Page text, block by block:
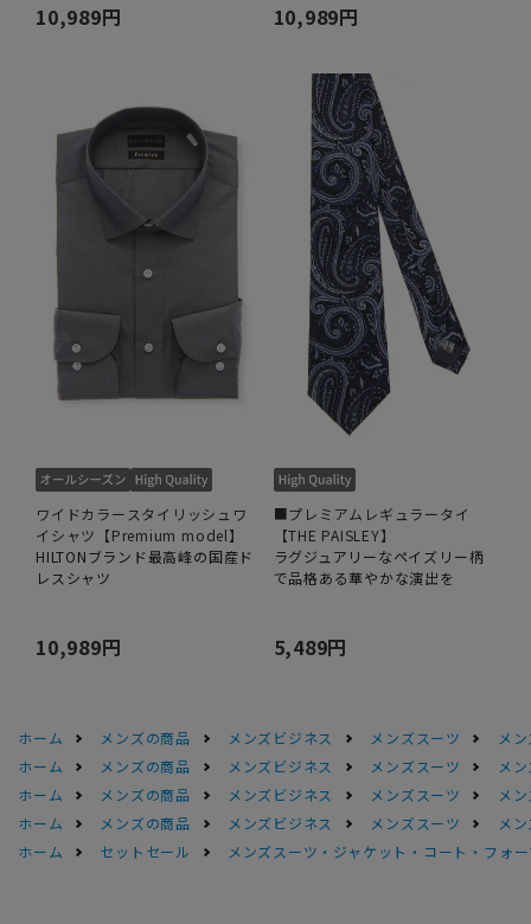
10,989円 10,989円
ワイドカラースタイリッシュワ
イシャツ【Premium model】
HILTONブランド最高峰の国産ド
レスシャツ
10,989円
■プレミアムレギュラータイ
【THE PAISLEY】
ラグジュアリーなペイズリー柄
で品格ある華やかな演出を
5,489円
ホーム メンズの商品 メンズビジネス メンズスーツ
メ
ホーム
メンズの商品 メンズビジネス メンズスーツ
メ
ホーム
メンズの商品 メンズビジネス メンズスーツ
メ
ホーム
メンズの商品 メンズビジネス メンズスーツ
メ
ホーム
セットセール メンズスーツ・ジャケット・コート・フォ